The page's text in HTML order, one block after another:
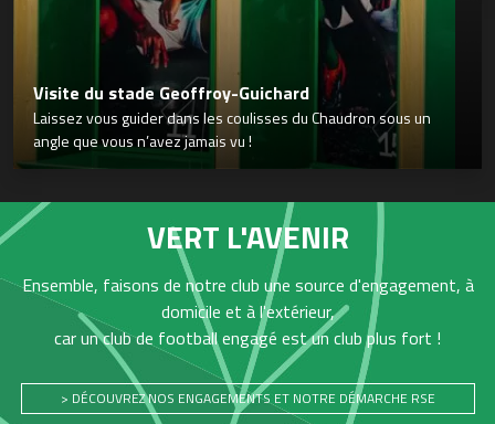
Visite du stade Geoffroy-Guichard
Laissez vous guider dans les coulisses du Chaudron sous un
angle que vous n’avez jamais vu !
VERT L'AVENIR
Ensemble, faisons de notre club une source d'engagement, à
domicile et à l'extérieur,
car un club de football engagé est un club plus fort !
> DÉCOUVREZ NOS ENGAGEMENTS ET NOTRE DÉMARCHE RSE